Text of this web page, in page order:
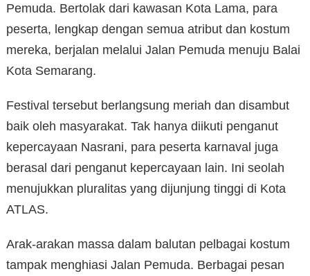
Pemuda. Bertolak dari kawasan Kota Lama, para
peserta, lengkap dengan semua atribut dan kostum
mereka, berjalan melalui Jalan Pemuda menuju Balai
Kota Semarang.
Festival tersebut berlangsung meriah dan disambut
baik oleh masyarakat. Tak hanya diikuti penganut
kepercayaan Nasrani, para peserta karnaval juga
berasal dari penganut kepercayaan lain. Ini seolah
menujukkan pluralitas yang dijunjung tinggi di Kota
ATLAS.
Arak-arakan massa dalam balutan pelbagai kostum
tampak menghiasi Jalan Pemuda. Berbagai pesan